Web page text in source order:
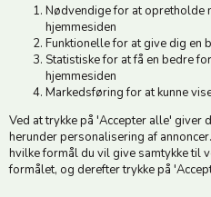
Nødvendige for at opretholde
hjemmesiden
Funktionelle for at give dig en
Statistiske for at få en bedre
hjemmesiden
Markedsføring for at kunne
Ved at trykke på 'Accepter alle' giver
herunder personalisering af
hvilke formål du vil give samtykke til
formålet, og derefter trykke på
Åbningstider: Man-Fre 9.00-17.00
Lørdag 9.00-12.00
Hold dig opdateret
Tilmeld dig vores nyhedsbrev og